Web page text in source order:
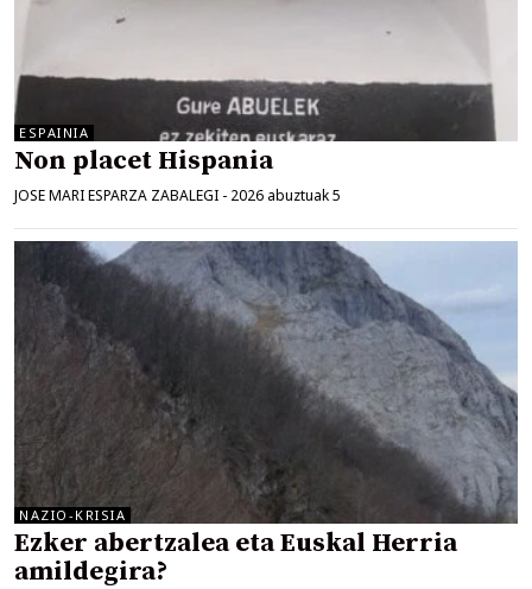
ESPAINIA
Non placet Hispania
JOSE MARI ESPARZA ZABALEGI - 2026 abuztuak 5
NAZIO-KRISIA
Ezker abertzalea eta Euskal Herria
amildegira?